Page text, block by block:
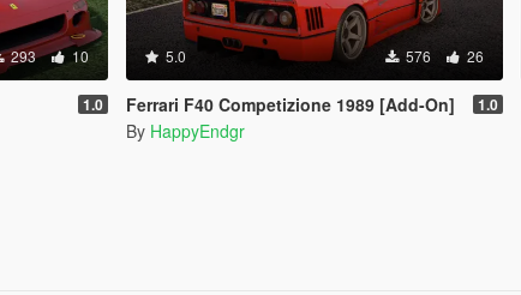
293 10
1.0
5.0 576 26
Ferrari F40 Competizione 1989 [Add-On] 1.0
By HappyEndgr